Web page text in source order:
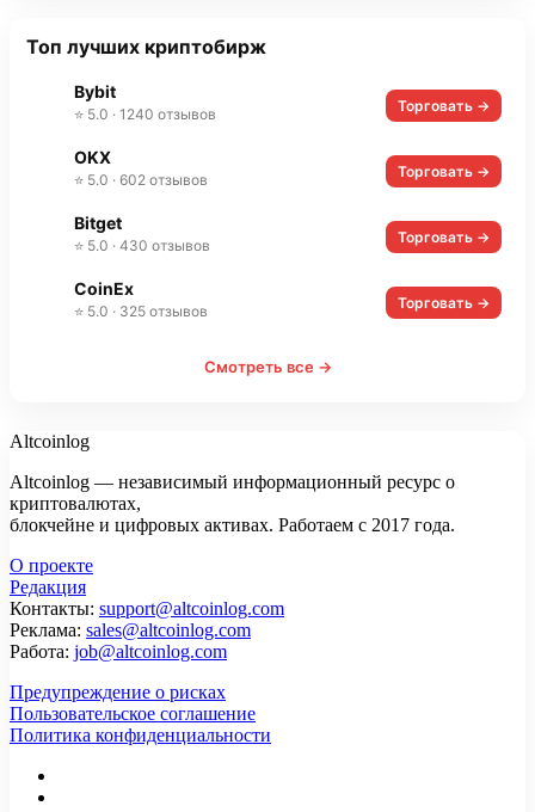
Топ лучших криптобирж
Bybit
⭐ 5.0 · 1240 отзывов Торговать →
OKX
⭐ 5.0 · 602 отзывов Торговать →
Bitget
⭐ 5.0 · 430 отзывов Торговать →
CoinEx
⭐ 5.0 · 325 отзывов Торговать →
Смотреть все →
Altcoinlog
Altcoinlog — независимый информационный ресурс о
криптовалютах,
блокчейне и цифровых активах. Работаем с 2017 года.
О проекте
Редакция
Контакты: support@altcoinlog.com
Реклама: sales@altcoinlog.com
Работа: job@altcoinlog.com
Предупреждение о рисках
Пользовательское соглашение
Политика конфиденциальности